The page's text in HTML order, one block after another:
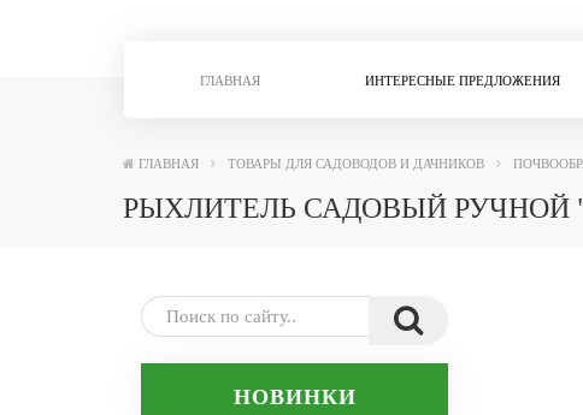
ГЛАВНАЯ ИНТЕРЕСНЫЕ ПРЕДЛОЖЕНИЯ
ГЛАВНАЯ ТОВАРЫ ДЛЯ САДОВОДОВ И ДАЧНИКОВ
РЫХЛИТЕЛЬ САДОВЫЙ РУЧНОЙ
НОВИНКИ